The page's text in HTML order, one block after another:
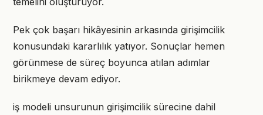
Pek çok başarı hikâyesinin arkasında girişimcilik
konusundaki kararlılık yatıyor. Sonuçlar hemen
görünmese de süreç boyunca atılan adımlar
birikmeye devam ediyor.
iş modeli unsurunun girişimcilik sürecine dahil